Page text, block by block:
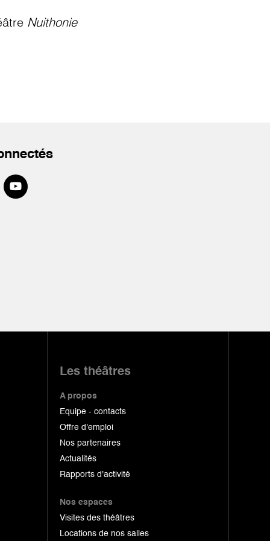
Nuithonie
Les théâtres
A propos
Equipe - contacts
Offre d'emploi
Nos partenaires
Actualités
Rapports d'activité
Nos espaces
Visites des théâtres
Locations de nos salles